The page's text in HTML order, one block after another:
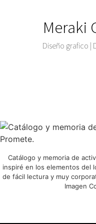
Meraki
Diseño grafico |
Catálogo y memoria de
inspiré en los elementos del
de fácil lectura y muy
Imagen